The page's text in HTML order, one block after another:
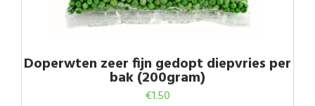
Doperwten zeer fijn gedopt diepvries per
bak (200gram)
€1.50